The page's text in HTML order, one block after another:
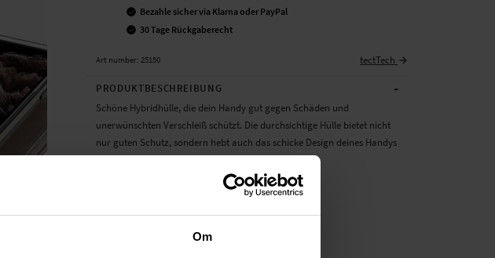
Om
Bezahle sicher via Klarna oder PayPal
30 Tage Rückgaberecht
Art number: 25150 tectTech
PRODUKTBESCHREIBUNG -
Schöne Hybridhülle, die dein Handy gut gegen Schäden und
unerwünschten Verschleiß schützt. Die durchsichtige Hülle bietet nicht
nur guten Schutz, sondern hebt auch das schicke Design deines Handys
hervor.
- bietet guten Schutz für dein Handy